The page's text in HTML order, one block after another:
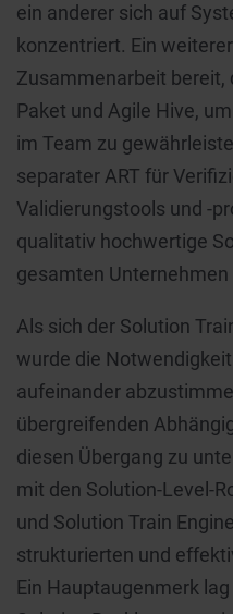
ein anderer sich auf
konzentriert. Ein
Zusammenarbeit bereit,
Paket und Agile Hive,
im Team zu
separater ART für
Validierungstools und -
qualitativ hochwertige
gesamten
Als sich der Solution
wurde die
aufeinander
übergreifenden
diesen Übergang zu
mit den Solution-Level-
und Solution Train
strukturierten und
Ein Hauptaugenmerk